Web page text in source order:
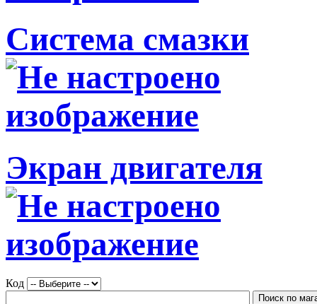
Система смазки
Экран двигателя
Код